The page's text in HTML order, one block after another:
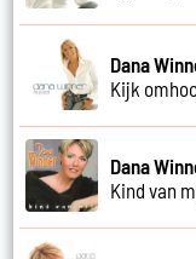
Dana
Kijk
Dana
Kind van